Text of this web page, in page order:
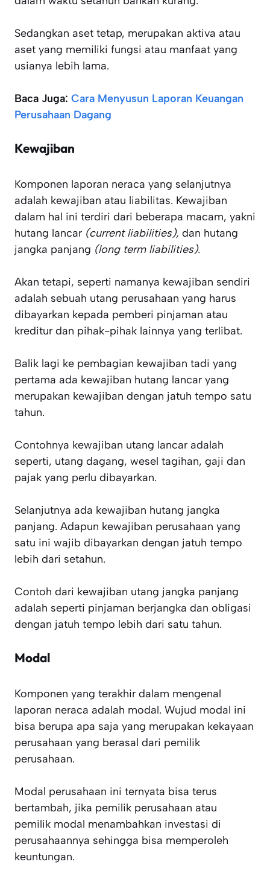
Sedangkan aset tetap, merupakan aktiva atau
aset yang memiliki fungsi atau manfaat yang
usianya lebih lama.
Baca Juga: Cara Menyusun Laporan Keuangan
Perusahaan Dagang
Kewajiban
Komponen laporan neraca yang selanjutnya
adalah kewajiban atau liabilitas. Kewajiban
dalam hal ini terdiri dari beberapa macam, yakni
hutang lancar (current liabilities), dan hutang
jangka panjang (long term liabilities).
Akan tetapi, seperti namanya kewajiban sendiri
adalah sebuah utang perusahaan yang harus
dibayarkan kepada pemberi pinjaman atau
kreditur dan pihak-pihak lainnya yang terlibat.
Balik lagi ke pembagian kewajiban tadi yang
pertama ada kewajiban hutang lancar yang
merupakan kewajiban dengan jatuh tempo satu
tahun.
Contohnya kewajiban utang lancar adalah
seperti, utang dagang, wesel tagihan, gaji dan
pajak yang perlu dibayarkan.
Selanjutnya ada kewajiban hutang jangka
panjang. Adapun kewajiban perusahaan yang
satu ini wajib dibayarkan dengan jatuh tempo
lebih dari setahun.
Contoh dari kewajiban utang jangka panjang
adalah seperti pinjaman berjangka dan obligasi
dengan jatuh tempo lebih dari satu tahun.
Modal
Komponen yang terakhir dalam mengenal
laporan neraca adalah modal. Wujud modal ini
bisa berupa apa saja yang merupakan kekayaan
perusahaan yang berasal dari pemilik
perusahaan.
Modal perusahaan ini ternyata bisa terus
bertambah, jika pemilik perusahaan atau
pemilik modal menambahkan investasi di
perusahaannya sehingga bisa memperoleh
keuntungan.